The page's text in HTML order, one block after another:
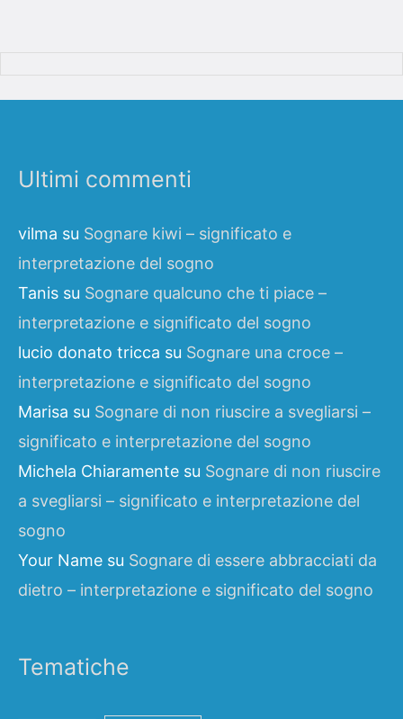
Ultimi commenti
vilma su Sognare kiwi – significato e
interpretazione del sogno
Tanis su Sognare qualcuno che ti piace –
interpretazione e significato del sogno
lucio donato tricca su Sognare una croce –
interpretazione e significato del sogno
Marisa su Sognare di non riuscire a svegliarsi –
significato e interpretazione del sogno
Michela Chiaramente su Sognare di non riuscire
a svegliarsi – significato e interpretazione del
sogno
Your Name su Sognare di essere abbracciati da
dietro – interpretazione e significato del sogno
Tematiche